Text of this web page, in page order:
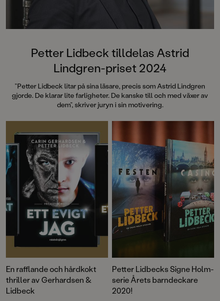
Petter Lidbeck tilldelas Astrid
Lindgren-priset 2024
”Petter Lidbeck litar på sina läsare, precis som Astrid Lindgren
gjorde. De klarar lite farligheter. De kanske till och med växer av
dem”, skriver juryn i sin motivering.
En rafflande och hårdkokt
thriller av Gerhardsen &
Lidbeck
Petter Lidbecks Signe Holm-
serie Årets barndeckare
2020!